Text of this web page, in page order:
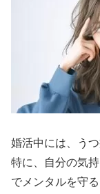
婚活中には、う
特に、自分の気
でメンタルを守